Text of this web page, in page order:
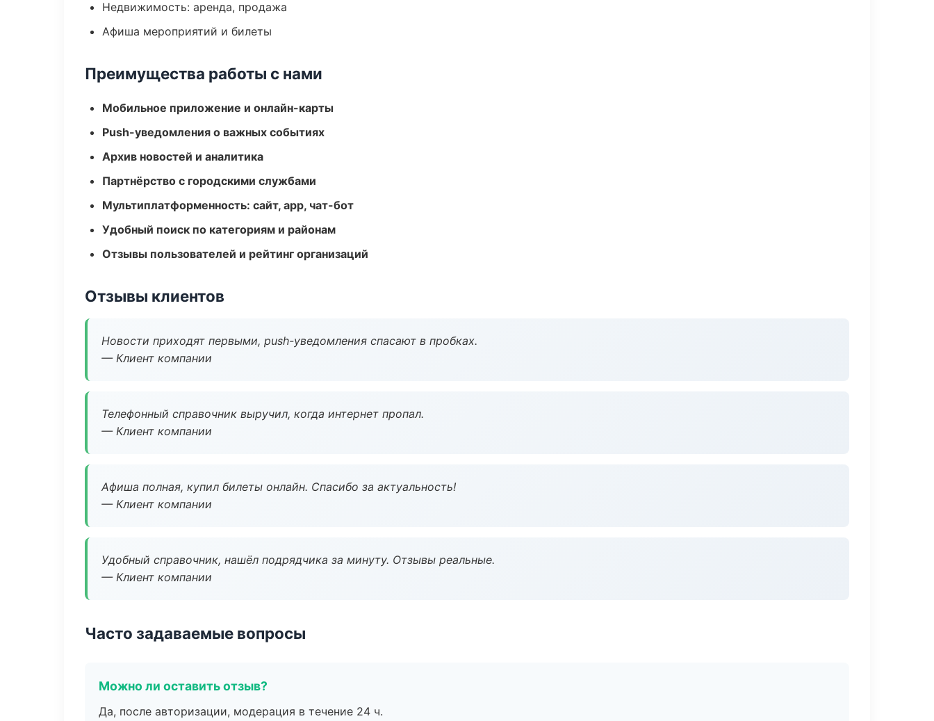
Недвижимость: аренда, продажа
Афиша мероприятий и билеты
Преимущества работы с нами
Мобильное приложение и онлайн-карты
Push-уведомления о важных событиях
Архив новостей и аналитика
Партнёрство с городскими службами
Мультиплатформенность: сайт, app, чат-бот
Удобный поиск по категориям и районам
Отзывы пользователей и рейтинг организаций
Отзывы клиентов
Новости приходят первыми, push-уведомления спасают в пробках.
— Клиент компании
Телефонный справочник выручил, когда интернет пропал.
— Клиент компании
Афиша полная, купил билеты онлайн. Спасибо за актуальность!
— Клиент компании
Удобный справочник, нашёл подрядчика за минуту. Отзывы реальные.
— Клиент компании
Часто задаваемые вопросы
Можно ли оставить отзыв?
Да, после авторизации, модерация в течение 24 ч.